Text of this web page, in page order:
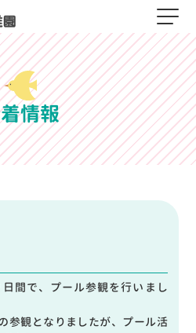
情報
間で、プール参観を行いまし
参観となりましたが、プール活